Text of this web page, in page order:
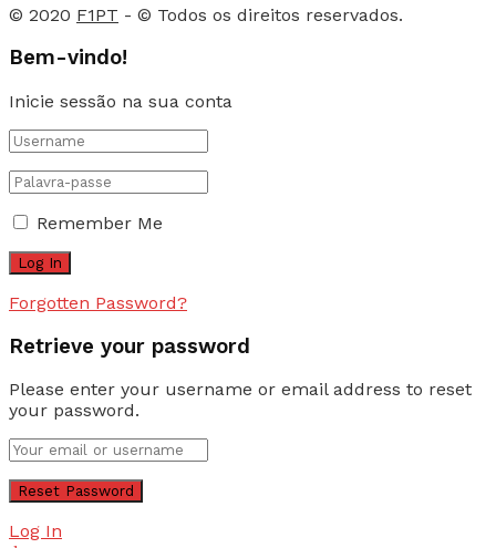
© 2020 F1PT - © Todos os direitos reservados.
Bem-vindo!
Inicie sessão na sua conta
Remember Me
Forgotten Password?
Retrieve your password
Please enter your username or email address to reset
your password.
Log In